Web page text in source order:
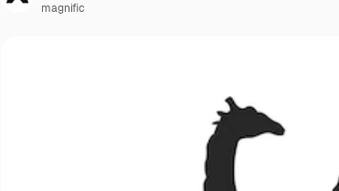
magnific